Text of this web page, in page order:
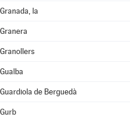
Granada, la
Granera
Granollers
Gualba
Guardiola de Berguedà
Gurb